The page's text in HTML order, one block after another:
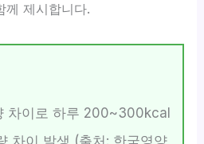
께 제시합니다.
차이로 하루 200~300kcal
차이 발생 (출처: 한국영양